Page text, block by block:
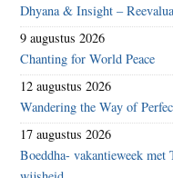
Dhyana & Insight –
9 augustus 2026
Chanting for World Peace
12 augustus 2026
Wandering the Way of
17 augustus 2026
Boeddha- vakantieweek